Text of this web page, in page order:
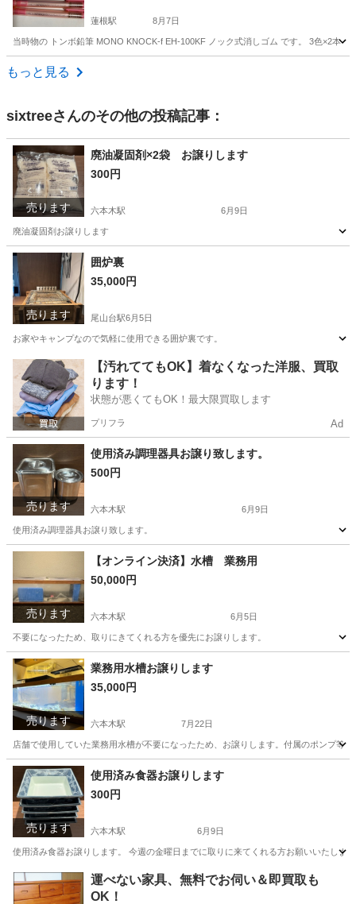
蓮根駅 8月7日
当時物の トンボ鉛筆 MONO KNOCK-f EH-100KF ノック式消しゴム です。 3色×2本
東京 板橋区
もっと見る
sixtreeさんのその他の投稿記事：
売ります
廃油凝固剤×2袋 お譲りします
300円
六本木駅 6月9日
廃油凝固剤お譲りします
東京 港区 六本木駅
売ります
囲炉裏
35,000円
尾山台駅6月5日
お家やキャンプなので気軽に使用できる囲炉裏です。
東京 世田谷区 尾山台駅 調理器具
【汚れててもOK】着なくなった洋服、買取
ります！
状態が悪くてもOK！最大限買取します
プリフラ Ad
売ります
使用済み調理器具お譲り致します。
500円
六本木駅 6月9日
使用済み調理器具お譲り致します。
東京 港区 六本木駅 調理器具 使用済み
売ります
【オンライン決済】水槽 業務用
50,000円
六本木駅 6月5日
不要になったため、取りにきてくれる方を優先にお譲りします。
東京 港区 六本木駅 その他 水槽
売ります
業務用水槽お譲りします
35,000円
六本木駅 7月22日
店舗で使用していた業務用水槽が不要になったため、お譲りします。付属のポンプ
東京 港区 六本木駅 その他
売ります
使用済み食器お譲りします
300円
六本木駅 6月9日
使用済み食器お譲りします。 今週の金曜日までに取りに来てくれる方お願いいたしま
東京 港区 六本木駅 食器 使用済み
運べない家具、無料でお伺い＆即買取も
OK！